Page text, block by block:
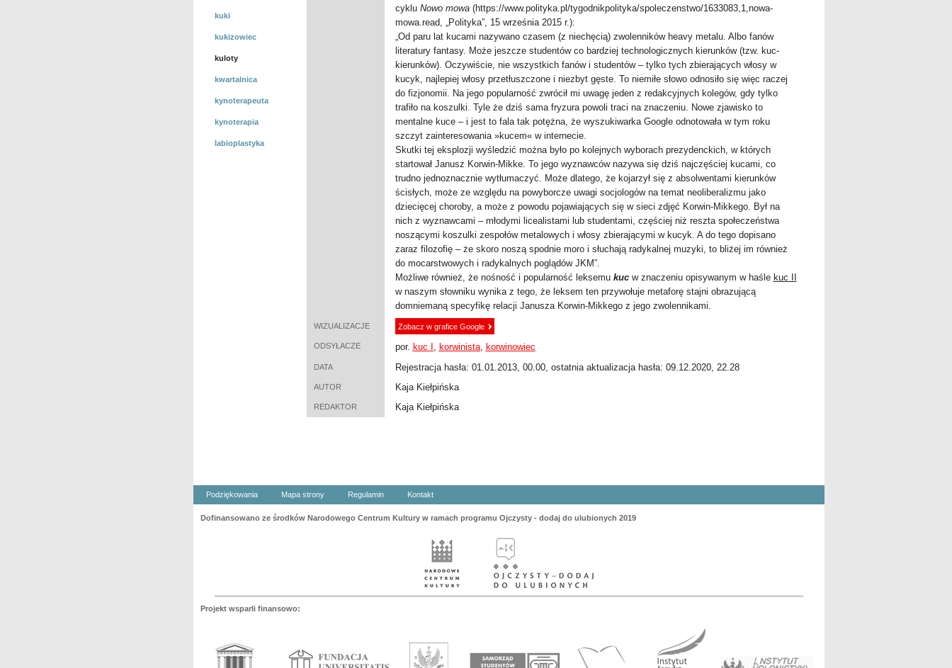
kuki
kukizowiec
kuloty
kwartalnica
kynoterapeuta
kynoterapia
labioplastyka
cyklu Nowo mowa (https://www.polityka.pl/tygodnikpolityka/spoleczenstwo/1633083,1,nowa-
mowa.read, „Polityka”, 15 września 2015 r.):
„Od paru lat kucami nazywano czasem (z niechęcią) zwolenników heavy metalu. Albo fanów
literatury fantasy. Może jeszcze studentów co bardziej technologicznych kierunków (tzw. kuc-
kierunków). Oczywiście, nie wszystkich fanów i studentów – tylko tych zbierających włosy w
kucyk, najlepiej włosy przetłuszczone i niezbyt gęste. To niemiłe słowo odnosiło się więc raczej
do fizjonomii. Na jego popularność zwrócił mi uwagę jeden z redakcyjnych kolegów, gdy tylko
trafiło na koszulki. Tyle że dziś sama fryzura powoli traci na znaczeniu. Nowe zjawisko to
mentalne kuce – i jest to fala tak potężna, że wyszukiwarka Google odnotowała w tym roku
szczyt zainteresowania »kucem« w internecie.
Skutki tej eksplozji wyśledzić można było po kolejnych wyborach prezydenckich, w których
startował Janusz Korwin-Mikke. To jego wyznawców nazywa się dziś najczęściej kucami, co
trudno jednoznacznie wytłumaczyć. Może dlatego, że kojarzył się z absolwentami kierunków
ścisłych, może ze względu na powyborcze uwagi socjologów na temat neoliberalizmu jako
dziecięcej choroby, a może z powodu pojawiających się w sieci zdjęć Korwin-Mikkego. Był na
nich z wyznawcami – młodymi licealistami lub studentami, częściej niż reszta społeczeństwa
noszącymi koszulki zespołów metalowych i włosy zbierającymi w kucyk. A do tego dopisano
zaraz filozofię – że skoro noszą spodnie moro i słuchają radykalnej muzyki, to bliżej im również
do mocarstwowych i radykalnych poglądów JKM”.
Możliwe również, że nośność i popularność leksemu kuc w znaczeniu opisywanym w haśle kuc II
w naszym słowniku wynika z tego, że leksem ten przywołuje metaforę stajni obrazującą
domniemaną specyfikę relacji Janusza Korwin-Mikkego z jego zwolennikami.
WIZUALIZACJE Zobacz w grafice Google
ODSYŁACZE por. kuc I , korwinista, korwinowiec
DATA Rejestracja hasła: 01.01.2013, 00.00, ostatnia aktualizacja hasła: 09.12.2020, 22.28
AUTOR Kaja Kiełpińska
REDAKTOR Kaja Kiełpińska
Podziękowania Mapa strony Regulamin Kontakt
Dofinansowano ze środków Narodowego Centrum Kultury w ramach programu Ojczysty - dodaj do ulubionych 2019
Projekt wsparli finansowo: